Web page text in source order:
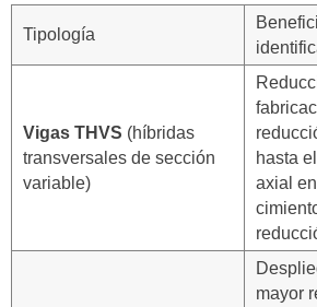
Tipología
Vigas THVS (híbridas
transversales de sección
variable)
hasta
axial
mayor